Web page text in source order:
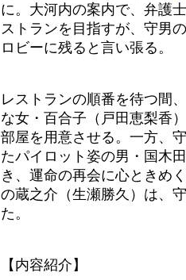
に。大河内の案内で、弁護
ストランを目指すが、守男
ロビーに残ると言い張る。
レストランの順番を待つ間
な女・百合子（戸田恵梨香
部屋を用意させる。一方、
たパイロット姿の男・国木
き、運命の再会に心ときめ
の蔵之介（生瀬勝久）は、
た。
【内容紹介】